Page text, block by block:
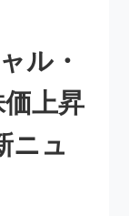
ル・
上昇
ニュ